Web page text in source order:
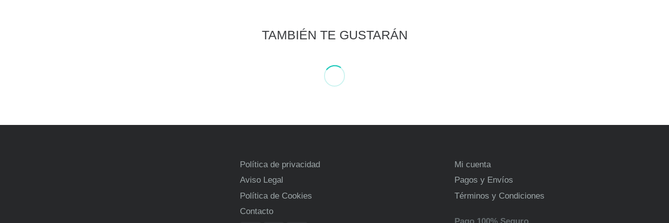
TAMBIÉN TE GUSTARÁN
Política de privacidad
Aviso Legal
Política de Cookies
Contacto
Mi cuenta
Pagos y Envíos
Términos y Condiciones